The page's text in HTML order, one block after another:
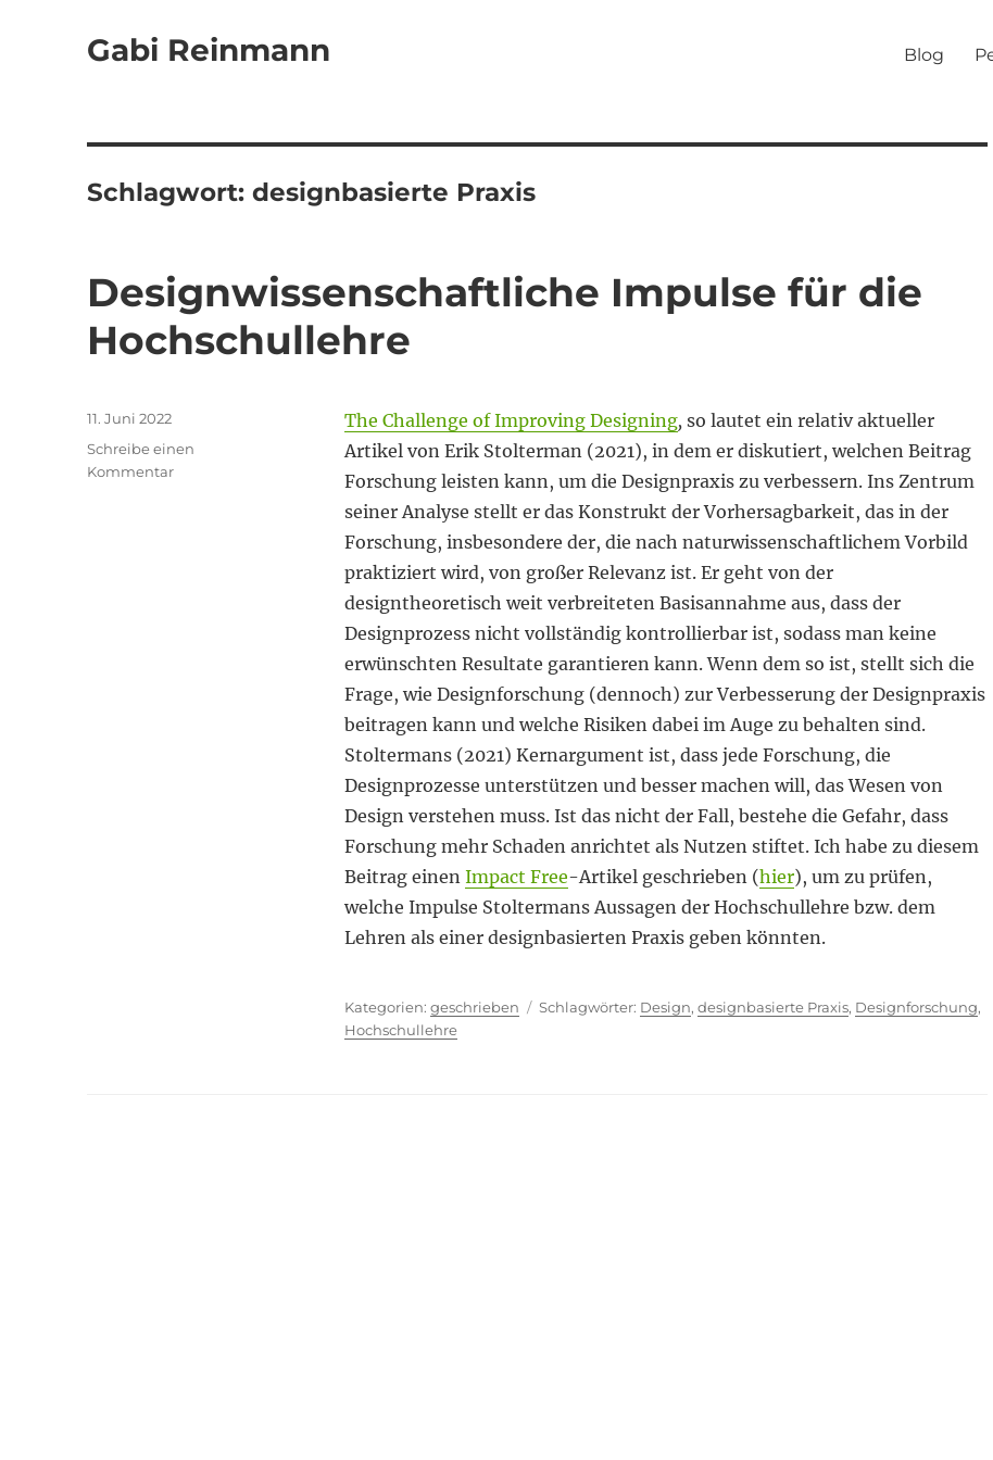
Gabi Reinmann Blog
Schlagwort:designbasierte Praxis
Designwissenschaftliche Impulse für die
Hochschullehre
The Challenge of Improving Designing, so lautet ein relativ aktueller
Artikel von Erik Stolterman (2021), in dem er diskutiert, welchen Beitrag
Forschung leisten kann, um die Designpraxis zu verbessern. Ins Zentrum
seiner Analyse stellt er das Konstrukt der Vorhersagbarkeit, das in der
Forschung, insbesondere der, die nach naturwissenschaftlichem Vorbild
praktiziert wird, von großer Relevanz ist. Er geht von der
designtheoretisch weit verbreiteten Basisannahme aus, dass der
Designprozess nicht vollständig kontrollierbar ist, sodass man keine
erwünschten Resultate garantieren kann. Wenn dem so ist, stellt sich die
Frage, wie Designforschung (dennoch) zur Verbesserung der Designpraxis
beitragen kann und welche Risiken dabei im Auge zu behalten sind.
Stoltermans (2021) Kernargument ist, dass jede Forschung, die
Designprozesse unterstützen und besser machen will, das Wesen von
Design verstehen muss. Ist das nicht der Fall, bestehe die Gefahr, dass
Forschung mehr Schaden anrichtet als Nutzen stiftet. Ich habe zu diesem
Beitrag einen Impact Free-Artikel geschrieben (hier), um zu prüfen,
welche Impulse Stoltermans Aussagen der Hochschullehre bzw. dem
Lehren als einer designbasierten Praxis geben könnten.
Kategorien
geschrieben Schlagwörter
Design, designbasierte Praxis, Designforschung,
Hochschullehre
Veröffentlicht
am
11. Juni 2022
Schreibe einen
Kommentarzu
Designwissenschaftliche